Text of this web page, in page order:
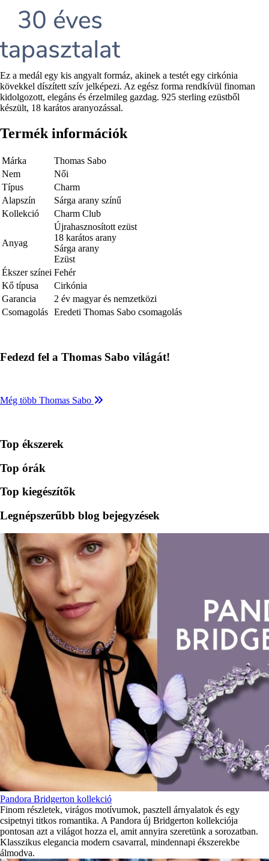
Rövid
leírás
Ez a medál egy kis angyalt formáz, akinek a testét egy cirkónia
kövekkel díszített szív jelképezi. Az egész forma rendkívül finoman
kidolgozott, elegáns és érzelmileg gazdag. 925 sterling ezüstből
készült, 18 karátos aranyozással.
Termék információk
Márka
Thomas Sabo
Nem
Női
Típus
Charm
Alapszín
Sárga arany színű
Kollekció
Charm Club
Anyag
Újrahasznosított ezüst
18 karátos arany
Sárga arany
Ezüst
Ékszer színei Fehér
Kő típusa
Cirkónia
Garancia
2 év magyar és nemzetközi
Csomagolás Eredeti Thomas Sabo csomagolás
Fedezd fel a Thomas Sabo világát!
Még több Thomas Sabo
Top ékszerek
Top órák
Top kiegészítők
Legnépszerűbb blog bejegyzések
Pandora Bridgerton kollekció
Finom részletek, virágos motívumok, pasztell árnyalatok és egy
csipetnyi titkos romantika. A Pandora új Bridgerton kollekciója
pontosan azt a világot hozza el, amit annyira szeretünk a sorozatban.
Klasszikus elegancia modern csavarral, mindennapi ékszerekbe
álmodva.